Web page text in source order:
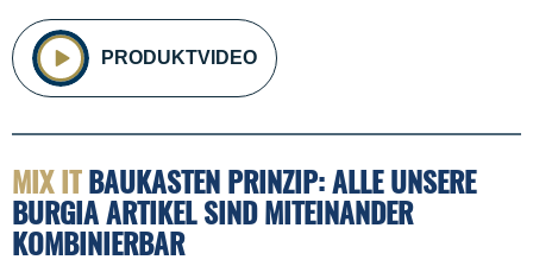
PRODUKTVIDEO
MIX ITBAUKASTEN PRINZIP: ALLE UNSERE
BURGIA ARTIKEL SIND MITEINANDER
KOMBINIERBAR